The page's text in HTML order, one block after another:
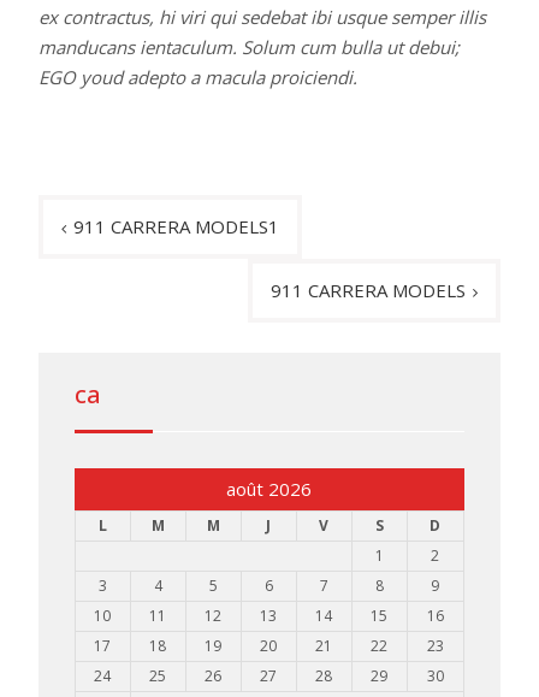
ex contractus, hi viri qui sedebat ibi usque semper illis
manducans ientaculum. Solum cum bulla ut debui;
EGO youd adepto a macula proiciendi.
911 CARRERA MODELS1
911 CARRERA MODELS
ca
août 2026
L M M J V S
D
1
2
3
4 5 6 7 8
9
10
11 12 13 14 15
16
17
18 19 20 21 22
23
24
25 26 27 28 29
30